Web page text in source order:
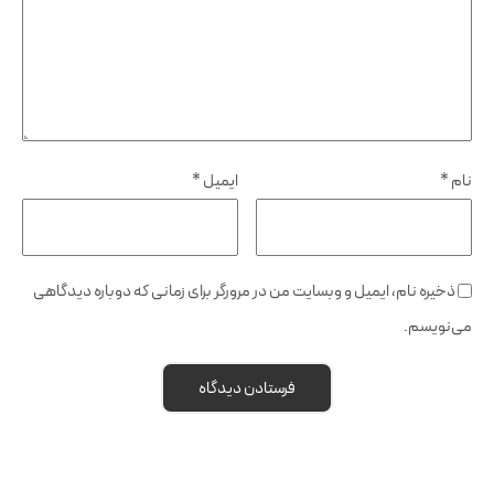
نام* ایمیل*
ذخیره نام، ایمیل و وبسایت من در مرورگر برای زمانی که دوباره دیدگاهی
می‌نویسم.